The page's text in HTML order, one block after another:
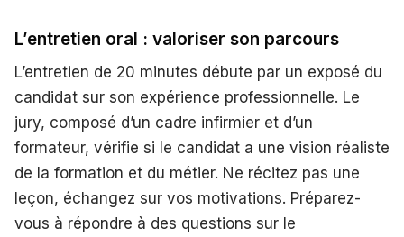
L’entretien oral : valoriser son parcours
L’entretien de 20 minutes débute par un exposé du
candidat sur son expérience professionnelle. Le
jury, composé d’un cadre infirmier et d’un
formateur, vérifie si le candidat a une vision réaliste
de la formation et du métier. Ne récitez pas une
leçon, échangez sur vos motivations. Préparez-
vous à répondre à des questions sur le